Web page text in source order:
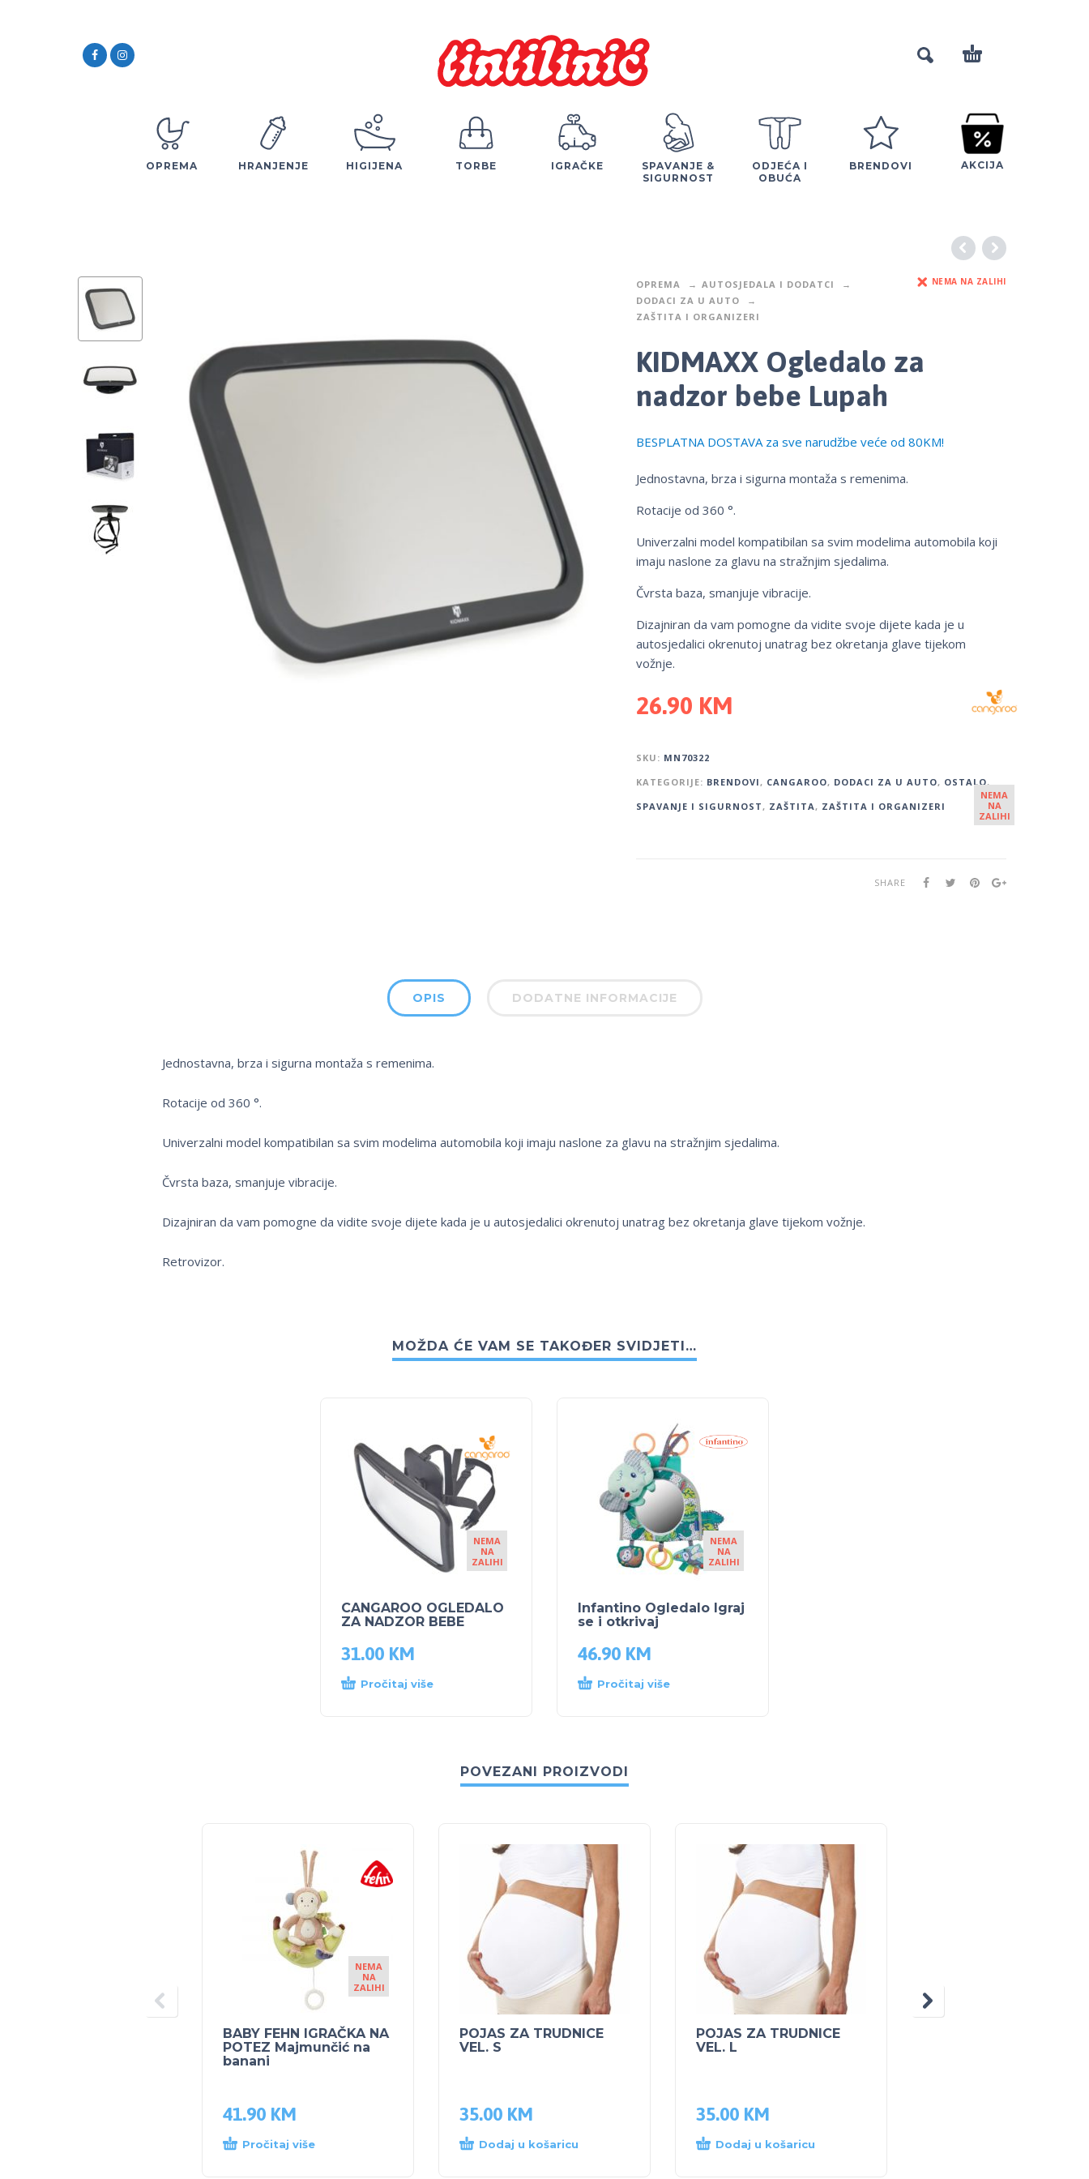
OPREMA HRANJENJE HIGIJENA TORBE IGRAČKE
SPAVANJE &
SIGURNOST
ODJEĆA I
OBUĆA
BRENDOVI AKCIJA
OPREMA
AUTOSJEDALA I DODATCI
DODACI ZA U AUTO
ZAŠTITA I ORGANIZERI
NEMA NA ZALIHI
KIDMAXX Ogledalo za
nadzor bebe Lupah
BESPLATNA DOSTAVA za sve narudžbe veće od 80KM!
Jednostavna, brza i sigurna montaža s remenima.
Rotacije od 360 °.
Univerzalni model kompatibilan sa svim modelima automobila koji
imaju naslone za glavu na stražnjim sjedalima.
Čvrsta baza, smanjuje vibracije.
Dizajniran da vam pomogne da vidite svoje dijete kada je u
autosjedalici okrenutoj unatrag bez okretanja glave tijekom
vožnje.
26.90 KM
SKU: MN70322
KATEGORIJE: BRENDOVI, CANGAROO, DODACI ZA U AUTO, OSTALO,
SPAVANJE I SIGURNOST, ZAŠTITA, ZAŠTITA I ORGANIZERI
SHARE
NEMA
NA
ZALIHI
OPIS DODATNE INFORMACIJE
Jednostavna, brza i sigurna montaža s remenima.
Rotacije od 360 °.
Univerzalni model kompatibilan sa svim modelima automobila koji imaju naslone za glavu na stražnjim sjedalima.
Čvrsta baza, smanjuje vibracije.
Dizajniran da vam pomogne da vidite svoje dijete kada je u autosjedalici okrenutoj unatrag bez okretanja glave tijekom vožnje.
Retrovizor.
MOŽDA ĆE VAM SE TAKOĐER SVIDJETI…
NEMA
NA
ZALIHI
CANGAROO OGLEDALO
ZA NADZOR BEBE
31.00 KM
Pročitaj više
NEMA
NA
ZALIHI
Infantino Ogledalo Igraj
se i otkrivaj
46.90 KM
Pročitaj više
POVEZANI PROIZVODI
NEMA
NA
ZALIHI
BABY FEHN IGRAČKA NA
POTEZ Majmunčić na
banani
41.90 KM
Pročitaj više
POJAS ZA TRUDNICE
VEL. S
35.00 KM
Dodaj u košaricu
POJAS ZA TRUDNICE
VEL. L
35.00 KM
Dodaj u košaricu